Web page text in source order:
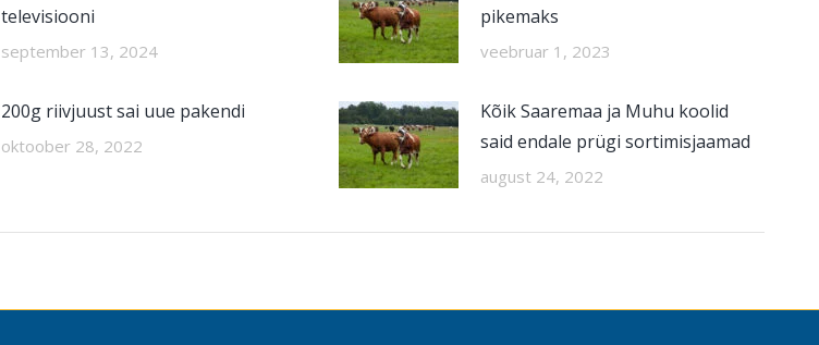
televisiooni
september 13, 2024
pikemaks
veebruar 1, 2023
200g riivjuust sai uue pakendi
oktoober 28, 2022
Kõik Saaremaa ja Muhu koolid
said endale prügi sortimisjaamad
august 24, 2022